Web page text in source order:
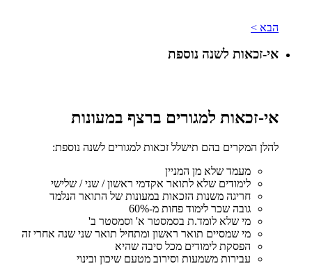
הבא >
אי-זכאות לשנה נוספת
אי-זכאות למגורים ברצף במעונות
להלן המקרים בהם תישלל זכאות למגורים לשנה נוספת:
מעמד שלא מן המניין
לימודים שלא לתואר אקדמי ראשון / שני / שלישי
חריגה משנות הזכאות במעונות של התואר הנלמד
גובה שכר לימוד פחות מ-60%
מי שלא לומד.ת בסמסטר א' וסמסטר ב'
מי שמסיים תואר ראשון ומתחיל תואר שני שנה אחרי זה
הפסקת לימודים מכל סיבה שהיא
עבירות משמעות וסירוב מטעם שיכון ובינוי